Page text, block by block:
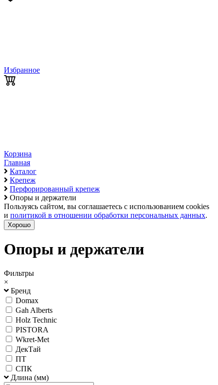
Избранное
Корзина
Главная
Каталог
Крепеж
Перфорированный крепеж
Опоры и держатели
Пользуясь сайтом, вы соглашаетесь с использованием cookies
и политикой в отношении обработки персональных данных.
Хорошо
Опоры и держатели
Фильтры
×
Бренд
Domax
Gah Alberts
Holz Technic
PISTORA
Wkret-Met
ДекТай
ПТ
СПК
Длина (мм)